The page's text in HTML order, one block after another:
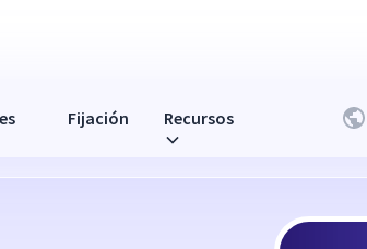
Fijación Recursos